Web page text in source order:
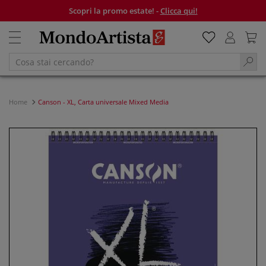
Scopri la promo estate! -Clicca qui!
Home Canson - XL, Carta universale Mixed Media